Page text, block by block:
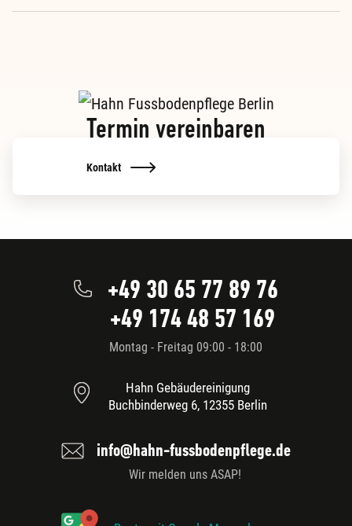
Termin vereinbaren
Kontakt
+49 30 65 77 89 76
+49 174 48 57 169
Montag - Freitag 09:00 - 18:00
Hahn Gebäudereinigung
Buchbinderweg 6, 12355 Berlin
info@hahn-fussbodenpflege.de
Wir melden uns ASAP!